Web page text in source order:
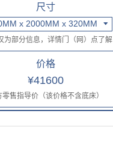
尺寸
x 2000MM x 320MM
为部分信息，详情门（网）点了解
价格
¥41600
零售指导价（该价格不含底床）